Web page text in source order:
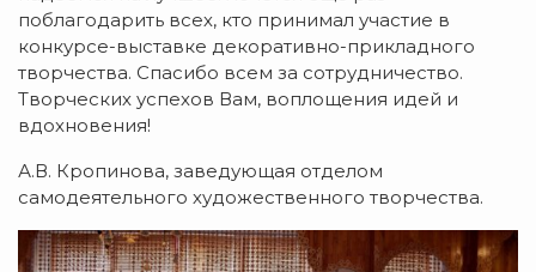
поблагодарить всех, кто принимал участие в
конкурсе-выставке декоративно-прикладного
творчества. Спасибо всем за сотрудничество.
Творческих успехов Вам, воплощения идей и
вдохновения!
А.В. Кропинова, заведующая отделом
самодеятельного художественного творчества.